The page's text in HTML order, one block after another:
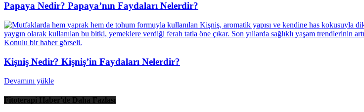
Papaya Nedir? Papaya’nın Faydaları Nelerdir?
Kişniş Nedir? Kişniş’in Faydaları Nelerdir?
Devamını yükle
Fitoterapi Haber'de Daha Fazlası